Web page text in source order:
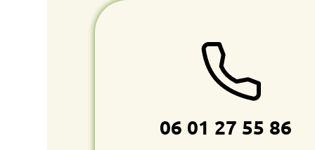
06 01 27 55 86